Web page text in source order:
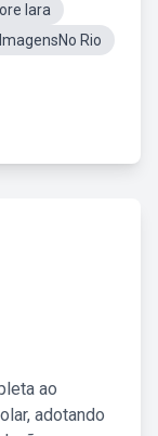
Iara
Rio
ao
adotando